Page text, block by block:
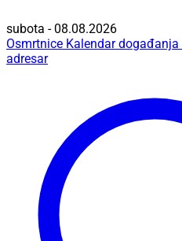
subota - 08.08.2026
Osmrtnice Kalendar događanja
adresar